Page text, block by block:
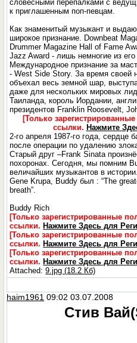
словесными перепалками с
к приглашенным поп-певцам.
Как знаменитый музыкант и
широкое признание. Downbeat
Drummer Magazine Hall of Fame
Jazz Award - лишь немногие из
Международное признание за
- West Side Story. За время своей
объехал весь земной шар,
даже для нескольких мировых
Таиланда, король Иордании,
президентов Franklin Roosevelt,
[Только
ссылки. Нажмите
2-го апреля 1987-го года, сердце
после операции по удалению
Старый друг –Frank Sinata
похоронах. Сегодня, мы помним
величайших музыкантов в
Gene Krupa, Buddy был : “The
breath”.
Buddy Rich
[Только зарегистрированные
ссылки. Нажмите Здесь для
[Только зарегистрированные
ссылки. Нажмите Здесь для
[Только зарегистрированные
ссылки. Нажмите Здесь для
Attached:9.jpg (18.2 Кб)
haim1961 09:02 03.07.2008
Стив